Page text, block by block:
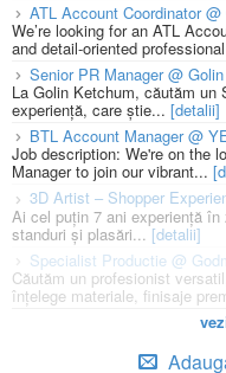
ATL Account Coordinator
We’re looking for an ATL
and detail-oriented
Senior PR Manager @
La Golin Ketchum, căutăm un
experiență, care știe... [detalii]
BTL Account Manager @
Job description: We're on the
Manager to join our vibrant...
3D Artist – Shopper
Ai cel puțin 7 ani experiență
standuri și plasări...[detalii]
Specialist Productie @
Căutăm un profesionist
înțelege materiale, finisaje